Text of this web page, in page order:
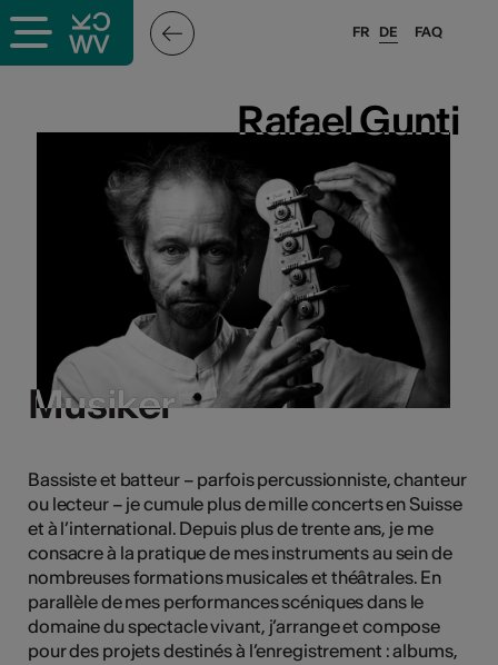
FAQ
FR DE
Rafael Gunti
Musiker
Rafael Gunti
Musiker
Bassiste et batteur – parfois percussionniste, chanteur
ou lecteur – je cumule plus de mille concerts en Suisse
et à l’international. Depuis plus de trente ans, je me
consacre à la pratique de mes instruments au sein de
nombreuses formations musicales et théâtrales. En
parallèle de mes performances scéniques dans le
domaine du spectacle vivant, j’arrange et compose
pour des projets destinés à l’enregistrement : albums,